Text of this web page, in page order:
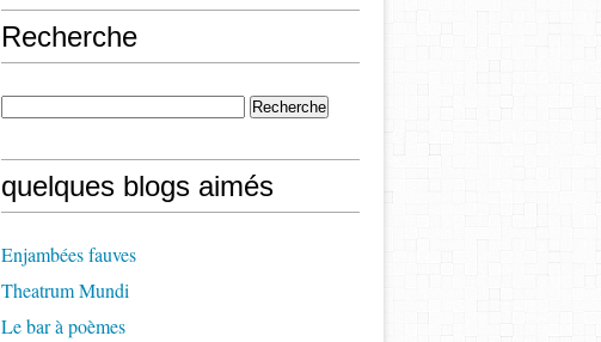
Recherche
quelques blogs aimés
Enjambées fauves
Theatrum Mundi
Le bar à poèmes